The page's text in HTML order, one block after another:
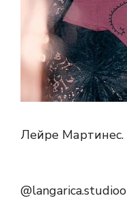
Лейре Мартинес.
@langarica.studioo